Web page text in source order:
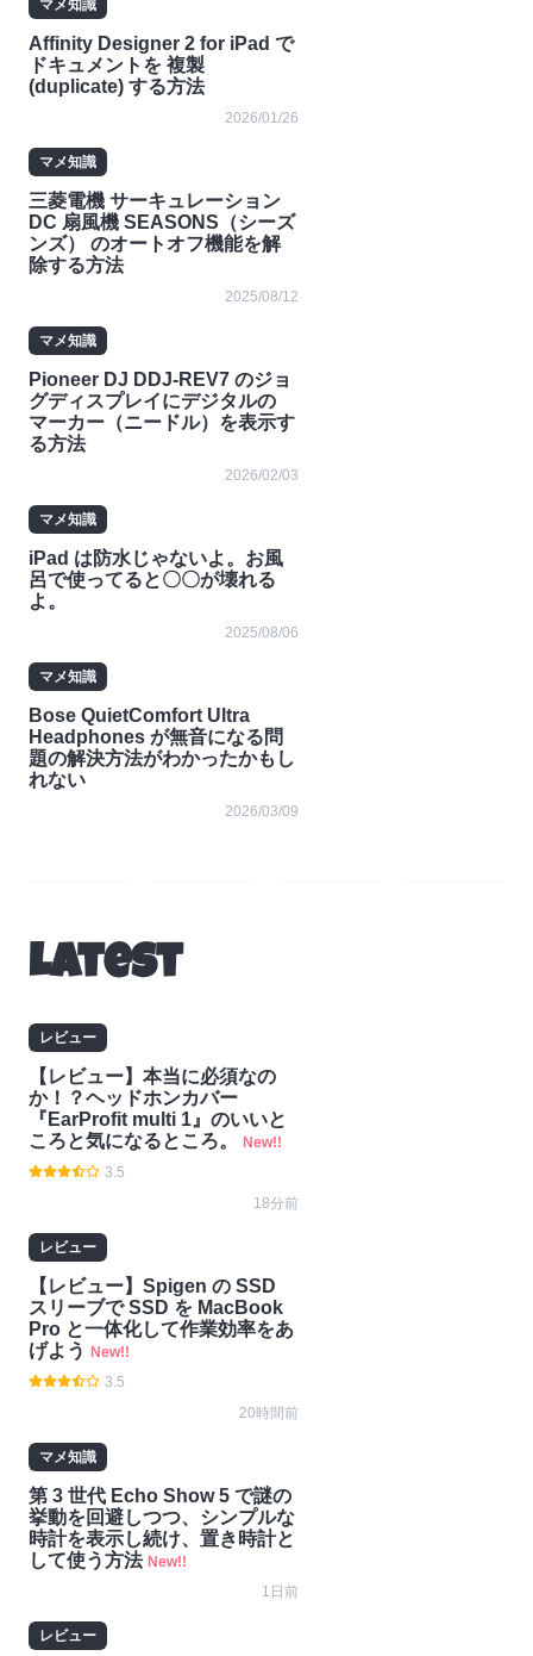
マメ知識
Affinity Designer 2 for iPad で
ドキュメントを 複製
(duplicate) する方法
2026/01/26
マメ知識
三菱電機 サーキュレーション
DC 扇風機 SEASONS（シーズ
ンズ） のオートオフ機能を解
除する方法
2025/08/12
マメ知識
Pioneer DJ DDJ-REV7 のジョ
グディスプレイにデジタルの
マーカー（ニードル）を表示す
る方法
2026/02/03
マメ知識
iPad は防水じゃないよ。お風
呂で使ってると〇〇が壊れる
よ。
2025/08/06
マメ知識
Bose QuietComfort Ultra
Headphones が無音になる問
題の解決方法がわかったかもし
れない
2026/03/09
ビュ
ー
Latest
レビュー
【レビュー】本当に必須なの
か！？ヘッドホンカバー
『EarProfit multi 1』のいいと
ころと気になるところ。
New!!
3.5
18分前
レビュー
【レビュー】Spigen の SSD
スリーブで SSD を MacBook
Pro と一体化して作業効率をあ
げよう
New!!
3.5
20時間前
マメ知識
第 3 世代 Echo Show 5 で謎の
挙動を回避しつつ、シンプルな
時計を表示し続け、置き時計と
して使う方法 New!!
1日前
レビュー